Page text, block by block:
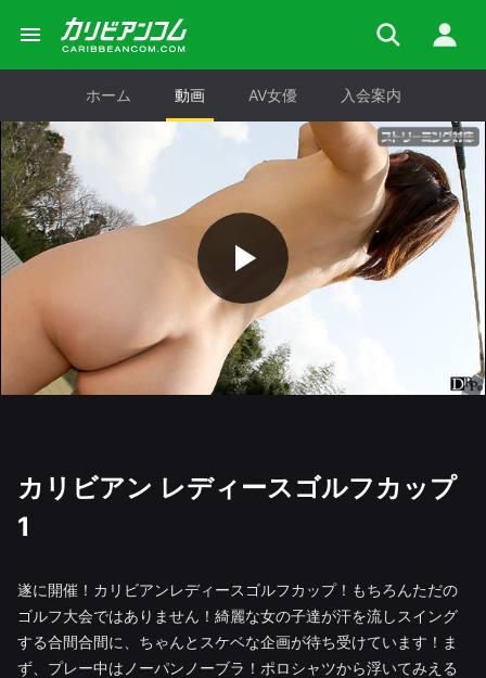
ホーム 動画 AV女優 入会案内
Play
Video
カリビアン レディースゴルフカップ
1
遂に開催！カリビアンレディースゴルフカップ！もちろんただの
ゴルフ大会ではありません！綺麗な女の子達が汗を流しスイング
する合間合間に、ちゃんとスケベな企画が待ち受けています！ま
ず、プレー中はノーパンノーブラ！ポロシャツから浮いてみえる